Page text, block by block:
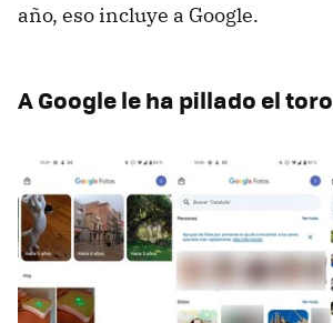
año, eso incluye a Google.
A Google le ha pillado el toro